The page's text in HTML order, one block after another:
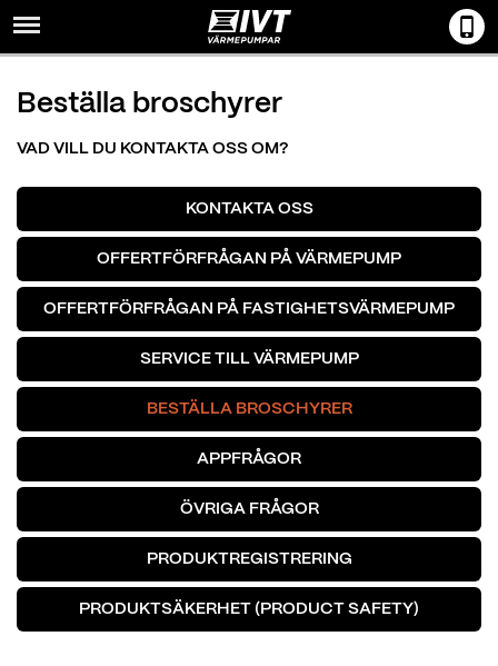
Beställa broschyrer
VAD VILL DU KONTAKTA OSS OM?
KONTAKTA OSS
OFFERTFÖRFRÅGAN PÅ VÄRMEPUMP
OFFERTFÖRFRÅGAN PÅ FASTIGHETSVÄRMEPUMP
SERVICE TILL VÄRMEPUMP
BESTÄLLA BROSCHYRER
APPFRÅGOR
ÖVRIGA FRÅGOR
PRODUKTREGISTRERING
PRODUKTSÄKERHET (PRODUCT SAFETY)